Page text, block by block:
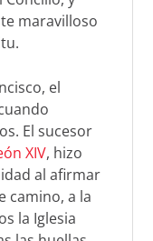
maravilloso
el
El sucesor
XIV, hizo
al afirmar
camino, a la
la Iglesia